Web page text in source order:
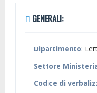
GENERALI:
Dipartimento:
Settore
Codice di